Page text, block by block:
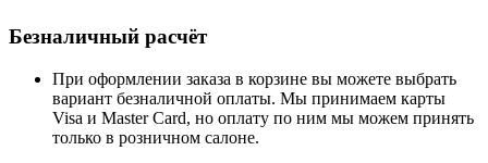
Безналичный расчёт
При оформлении заказа в корзине вы можете выбрать
вариант безналичной оплаты. Мы принимаем карты
Visa и Master Card, но оплату по ним мы можем принять
только в розничном салоне.